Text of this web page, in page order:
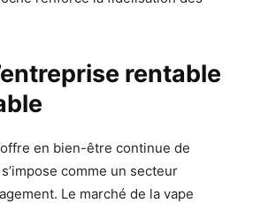
rentable
en bien-être continue de
comme un secteur
Le marché de la vape